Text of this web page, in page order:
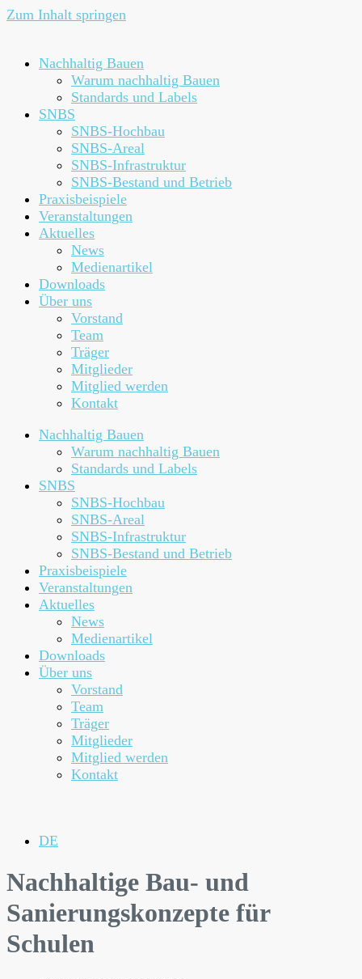
Zum Inhalt springen
Nachhaltig Bauen
Warum nachhaltig Bauen
Standards und Labels
SNBS
SNBS-Hochbau
SNBS-Areal
SNBS-Infrastruktur
SNBS-Bestand und Betrieb
Praxisbeispiele
Veranstaltungen
Aktuelles
News
Medienartikel
Downloads
Über uns
Vorstand
Team
Träger
Mitglieder
Mitglied werden
Kontakt
Nachhaltig Bauen
Warum nachhaltig Bauen
Standards und Labels
SNBS
SNBS-Hochbau
SNBS-Areal
SNBS-Infrastruktur
SNBS-Bestand und Betrieb
Praxisbeispiele
Veranstaltungen
Aktuelles
News
Medienartikel
Downloads
Über uns
Vorstand
Team
Träger
Mitglieder
Mitglied werden
Kontakt
DE
Nachhaltige Bau- und
Sanierungskonzepte für
Schulen